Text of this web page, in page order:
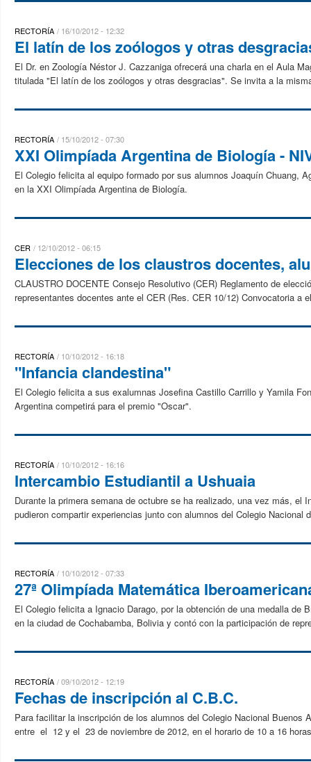
RECTORÍA 16/10/2012 - 12:32
El latín de los zoólogos y otras
El Dr. en Zoología Néstor J. Cazzaniga ofrecerá una charla en el Aula
titulada "El latín de los zoólogos y otras desgracias". Se invita a la
RECTORÍA 15/10/2012 - 07:30
XXI Olimpíada Argentina de Biología -
El Colegio felicita al equipo formado por sus alumnos Joaquín Chuang,
en la XXI Olimpíada Argentina de Biología.
CER 12/10/2012 - 06:15
Elecciones de los claustros docentes,
CLAUSTRO DOCENTE Consejo Resolutivo (CER) Reglamento de
representantes docentes ante el CER (Res. CER 10/12) Convocatoria a
RECTORÍA 10/10/2012 - 16:18
"Infancia clandestina"
El Colegio felicita a sus exalumnas Josefina Castillo Carrillo y Yamila
Argentina competirá para el premio "Oscar".
RECTORÍA 10/10/2012 - 16:16
Intercambio Estudiantil a Ushuaia
Durante la primera semana de octubre se ha realizado, una vez más, el
pudieron compartir experiencias junto con alumnos del Colegio Nacional
RECTORÍA 10/10/2012 - 07:33
27ª Olimpíada Matemática
El Colegio felicita a Ignacio Darago, por la obtención de una medalla
en la ciudad de Cochabamba, Bolivia y contó con la participación de
RECTORÍA 09/10/2012 - 12:19
Fechas de inscripción al C.B.C.
Para facilitar la inscripción de los alumnos del Colegio Nacional
entre el 12 y el 23 de noviembre de 2012, en el horario de 10 a 16